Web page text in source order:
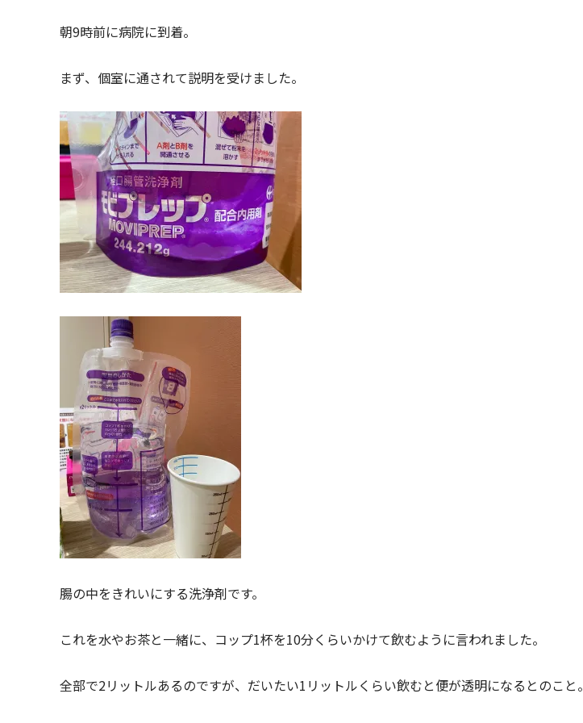
朝9時前に病院に到着。
まず、個室に通されて説明を受けました。
腸の中をきれいにする洗浄剤です。
これを水やお茶と一緒に、コップ1杯を10分くらいかけて飲むように言われました。
全部で2リットルあるのですが、だいたい1リットルくらい飲むと便が透明になるとのこと。